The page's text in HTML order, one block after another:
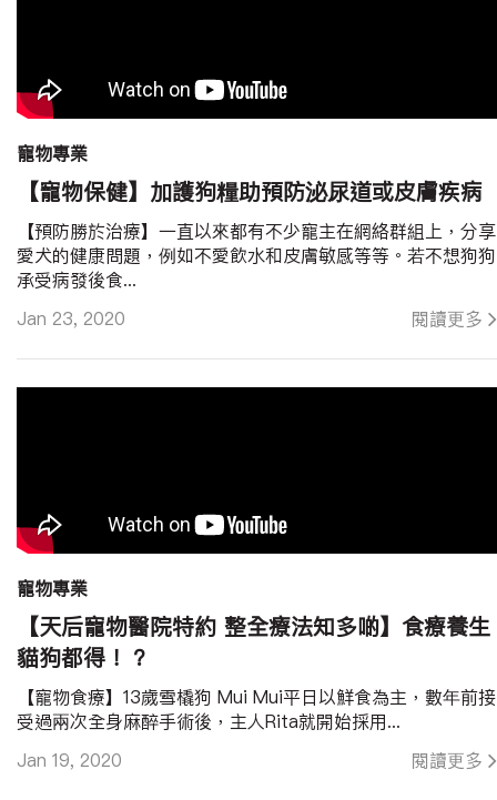
寵物專業
【寵物保健】加護狗糧助預防泌尿道或皮膚疾病
Jan 23, 2020 閱讀更多
【預防勝於治療】一直以來都有不少寵主在網絡群組上，分享
愛犬的健康問題，例如不愛飲水和皮膚敏感等等。若不想狗狗
承受病發後食...
寵物專業
【天后寵物醫院特約 整全療法知多啲】食療養生
貓狗都得！？
Jan 19, 2020 閱讀更多
【寵物食療】13歲雪橇狗 Mui Mui平日以鮮食為主，數年前接
受過兩次全身麻醉手術後，主人Rita就開始採用...